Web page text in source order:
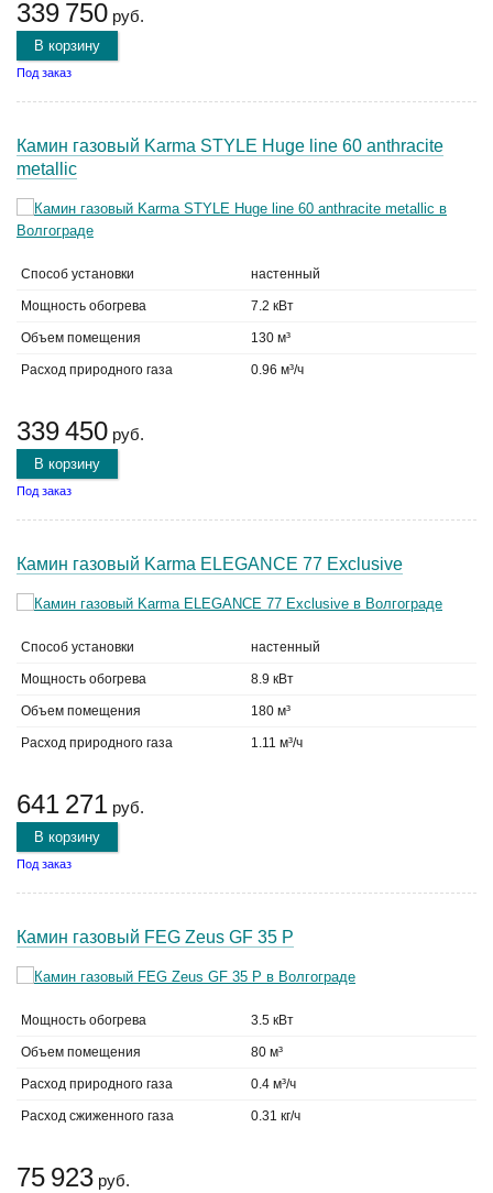
339 750 руб.
В корзину
Под заказ
Камин газовый Karma STYLE Huge line 60 anthracite
metallic
Способ установки настенный
Мощность обогрева 7.2 кВт
Объем помещения 130 м³
Расход природного газа 0.96 м³/ч
339 450 руб.
В корзину
Под заказ
Камин газовый Karma ELEGANCE 77 Exclusive
Способ установки настенный
Мощность обогрева 8.9 кВт
Объем помещения 180 м³
Расход природного газа 1.11 м³/ч
641 271 руб.
В корзину
Под заказ
Камин газовый FEG Zeus GF 35 P
Мощность обогрева 3.5 кВт
Объем помещения 80 м³
Расход природного газа 0.4 м³/ч
Расход сжиженного газа 0.31 кг/ч
75 923 руб.